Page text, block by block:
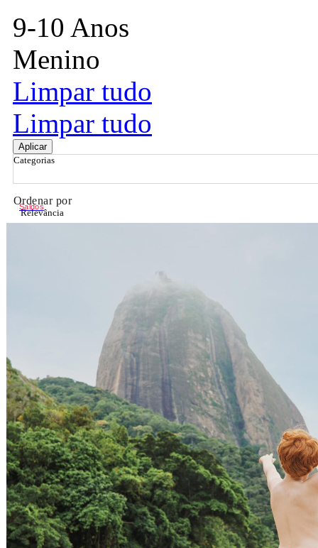
9-10 Anos
Menino
Limpar tudo
Limpar tudo
Aplicar
Categorias
Ordenar por
Relevância
Saldos